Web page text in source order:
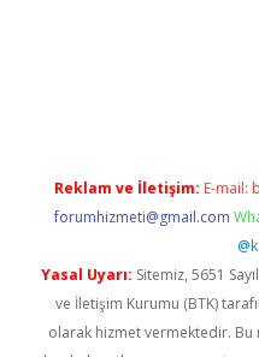
Reklam ve İletişim: E-mail:
forumhizmeti@gmail.com
Yasal Uyarı: Sitemiz, 5651
ve İletişim Kurumu (BTK)
olarak hizmet vermektedir.